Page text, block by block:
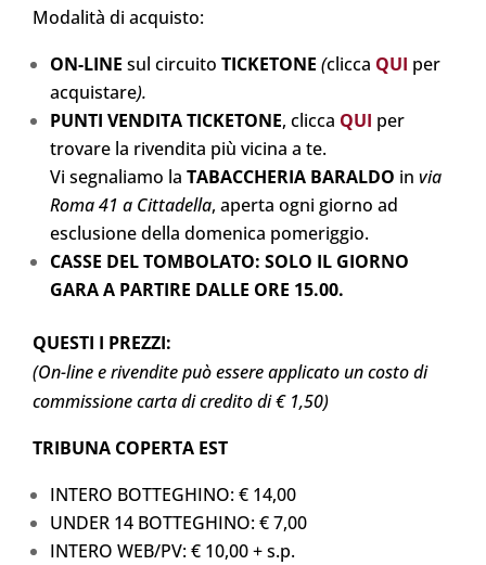
Modalità di acquisto:
ON-LINE sul circuito TICKETONE (clicca QUI per
acquistare).
PUNTI VENDITA TICKETONE, clicca QUI per
trovare la rivendita più vicina a te.
Vi segnaliamo la TABACCHERIA BARALDO in via
Roma 41 a Cittadella, aperta ogni giorno ad
esclusione della domenica pomeriggio.
CASSE DEL TOMBOLATO: SOLO IL GIORNO
GARA A PARTIRE DALLE ORE 15.00.
QUESTI I PREZZI:
(On-line e rivendite può essere applicato un costo di
commissione carta di credito di € 1,50)
TRIBUNA COPERTA EST
INTERO BOTTEGHINO: € 14,00
UNDER 14 BOTTEGHINO: € 7,00
INTERO WEB/PV: € 10,00 + s.p.